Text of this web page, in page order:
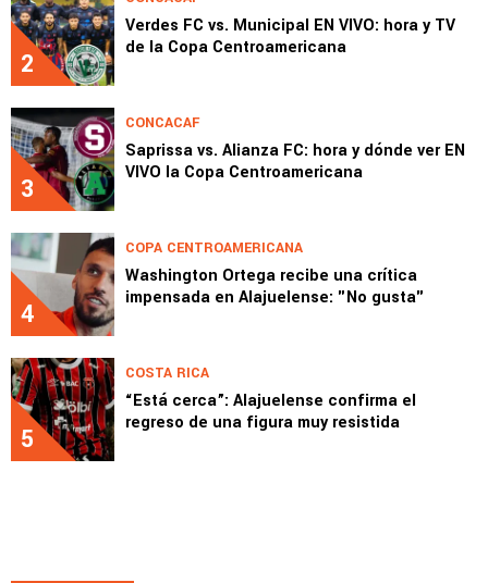
2
Verdes FC vs. Municipal EN VIVO: hora y TV
de la Copa Centroamericana
3
CONCACAF
Saprissa vs. Alianza FC: hora y dónde ver EN
VIVO la Copa Centroamericana
4
COPA CENTROAMERICANA
Washington Ortega recibe una crítica
impensada en Alajuelense: "No gusta"
5
COSTA RICA
“Está cerca”: Alajuelense confirma el
regreso de una figura muy resistida